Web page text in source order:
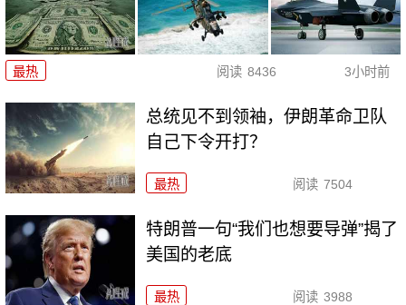
最热 阅读 8436 3小时前
总统见不到领袖，伊朗革命卫队
自己下令开打？
最热 阅读 7504
特朗普一句“我们也想要导弹”揭了
美国的老底
最热 阅读 3988